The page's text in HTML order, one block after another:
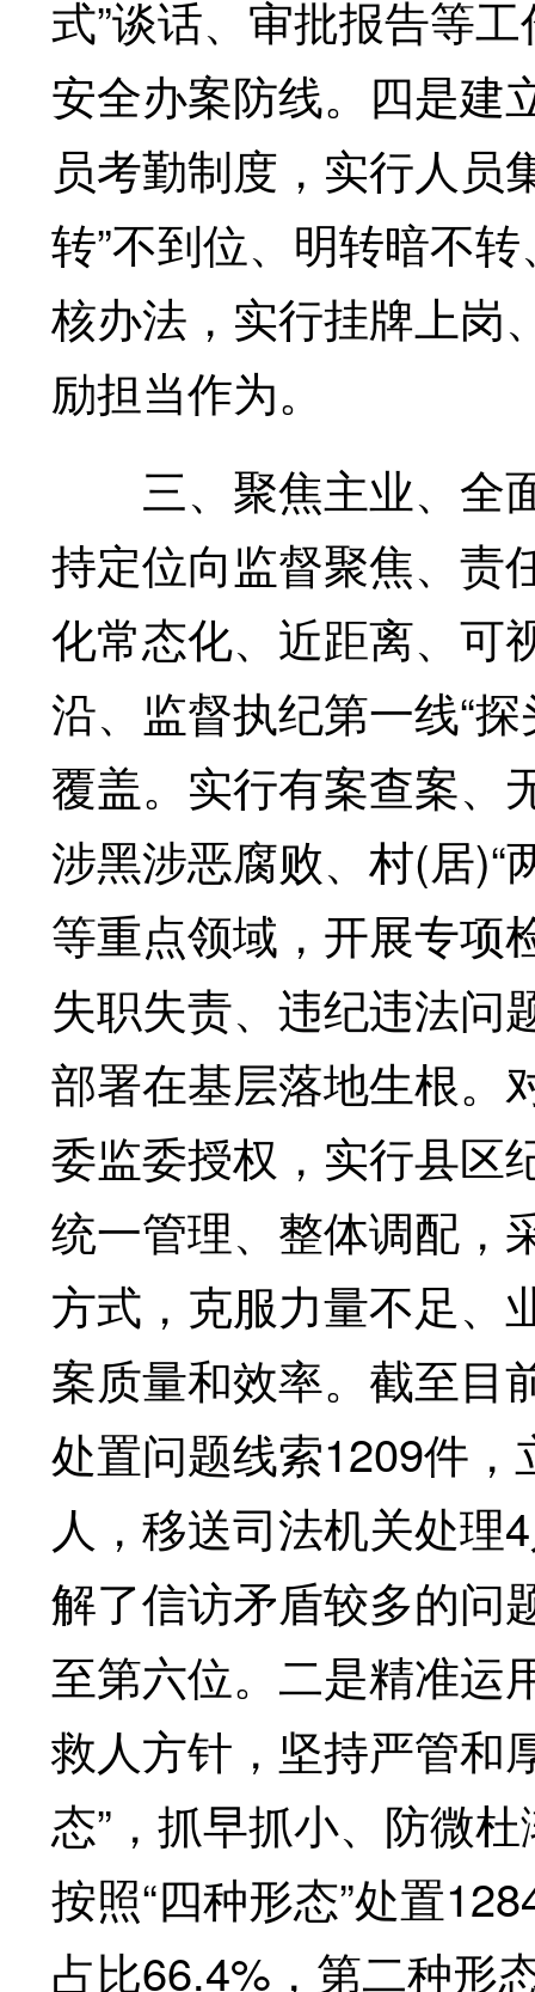
式”谈话、审批报告等
安全办案防线。四是建
员考勤制度，实行人员
转”不到位、明转暗不
核办法，实行挂牌上岗
励担当作为。
三、聚焦主业、全
持定位向监督聚焦、责
化常态化、近距离、可
沿、监督执纪第一线“
覆盖。实行有案查案、
涉黑涉恶腐败、村(居)“
等重点领域，开展专项
失职失责、违纪违法问
部署在基层落地生根。
委监委授权，实行县区
统一管理、整体调配，
方式，克服力量不足、
案质量和效率。截至目
处置问题线索1209件
人，移送司法机关处理
解了信访矛盾较多的问
至第六位。二是精准运
救人方针，坚持严管和
态”，抓早抓小、防微
按照“四种形态”处置
占比66.4%，第二种形